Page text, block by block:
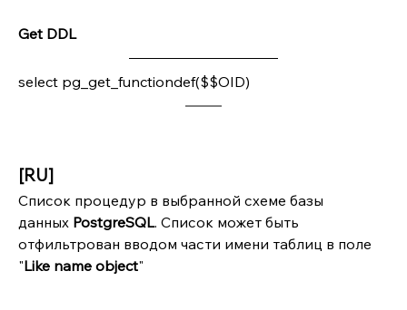
Get DDL
select pg_get_functiondef($$OID)
[RU]
Список процедур в выбранной схеме базы
данных PostgreSQL. Список может быть
отфильтрован вводом части имени таблиц в поле
"Like name object"